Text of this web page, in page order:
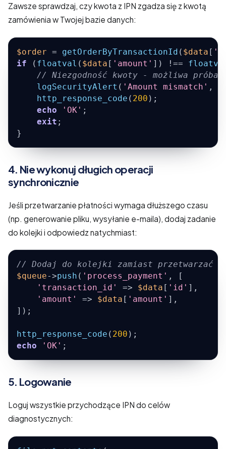
Zawsze sprawdzaj, czy kwota z IPN zgadza się z kwotą
zamówienia w Twojej bazie danych:
$order = getOrderByTransactionId ( $data [
if
( floatval ( $data [ 'amount' ] ) !==
// Niezgodność kwoty - możliwa próba
logSecurityAlert ( 'Amount mismatch' ,
http_response_code ( 200 ) ;
echo
'OK' ;
exit ;
}
4. Nie wykonuj długich operacji
synchronicznie
Jeśli przetwarzanie płatności wymaga dłuższego czasu
(np. generowanie pliku, wysyłanie e-maila), dodaj zadanie
do kolejki i odpowiedz natychmiast:
// Dodaj do kolejki zamiast przetwarzać
$queue->push ( 'process_payment' ,
[
'transaction_id'
=> $data [ 'id' ] ,
'amount'
=> $data [ 'amount' ] ,
] ) ;
http_response_code ( 200 ) ;
echo
'OK' ;
5. Logowanie
Loguj wszystkie przychodzące IPN do celów
diagnostycznych: